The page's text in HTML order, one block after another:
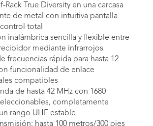
Rack True Diversity en una carcasa
de metal con intuitiva pantalla
total
inalámbrica sencilla y flexible entre
mediante infrarrojos
frecuencias rápida para hasta 12
funcionalidad de enlace
compatibles
de hasta 42 MHz con 1680
completamente
rango UHF estable
hasta 100 metros/300 pies